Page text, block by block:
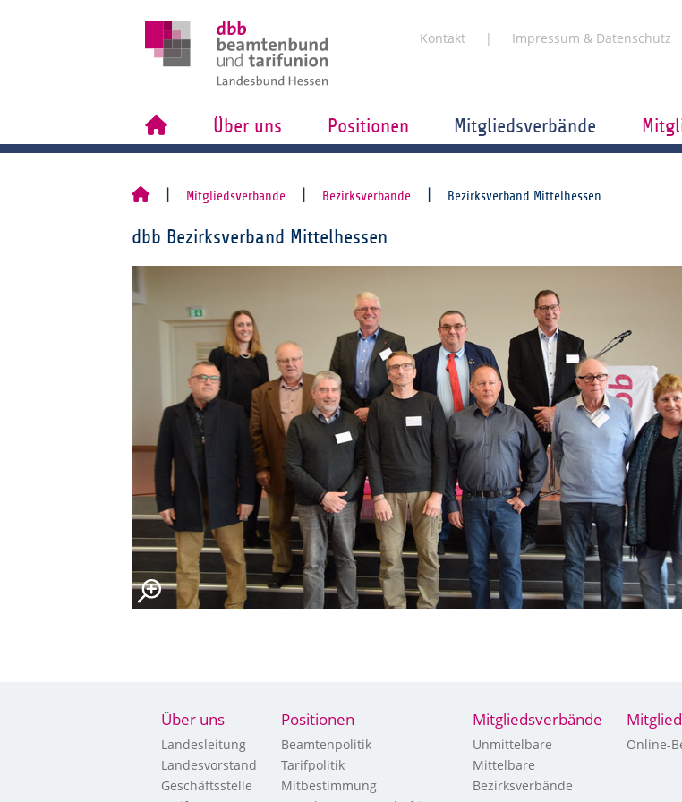
Kontakt Impressum & Datenschutz
Über uns Positionen Mitgliedsverbände
Mitgliedsverbände Bezirksverbände Bezirksverband Mittelhessen
dbb Bezirksverband Mittelhessen
Über uns
Landesleitung
Landesvorstand
Geschäftsstelle
Positionen
Beamtenpolitik
Tarifpolitik
Mitbestimmung
Mitgliedsverbände
Unmittelbare
Mittelbare
Bezirksverbände
Online-